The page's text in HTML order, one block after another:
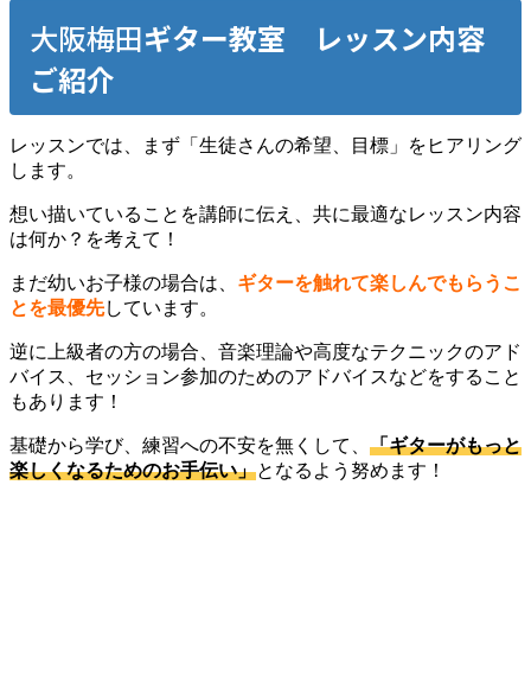
大阪梅田ギター教室
レッスン内容
ご紹介
レッスンでは、まず「生徒さんの希望、目標」をヒアリング
します。
想い描いていることを講師に伝え、共に最適なレッスン内容
は何か？を考えて！
まだ幼いお子様の場合は、 ギターを触れて楽しんでもらうこ
とを最優先しています。
逆に上級者の方の場合、音楽理論や高度なテクニックのアド
バイス、 セッション参加のためのアドバイスなどをすること
もあります！
基礎から学び、練習への不安を無くして、 「ギターがもっと
楽しくなるためのお手伝い」となるよう努めます！